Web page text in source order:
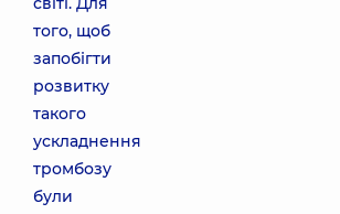
того, щоб
запобігти
розвитку
такого
ускладнення
тромбозу
були